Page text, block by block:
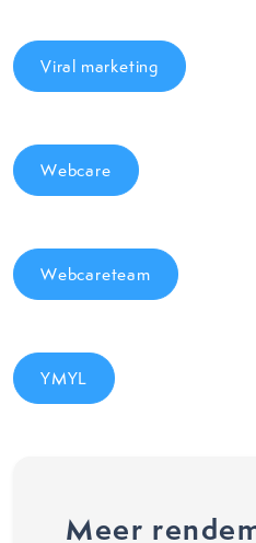
Viral marketing
Webcare
Webcareteam
YMYL
Meer